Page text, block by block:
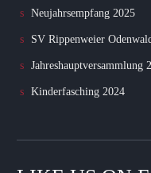
Neujahrsempfang 2025
SV Rippenweier
Jahreshauptversammlung
Kinderfasching 2024